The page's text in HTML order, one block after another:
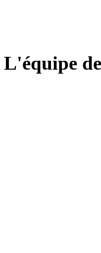
L'équipe